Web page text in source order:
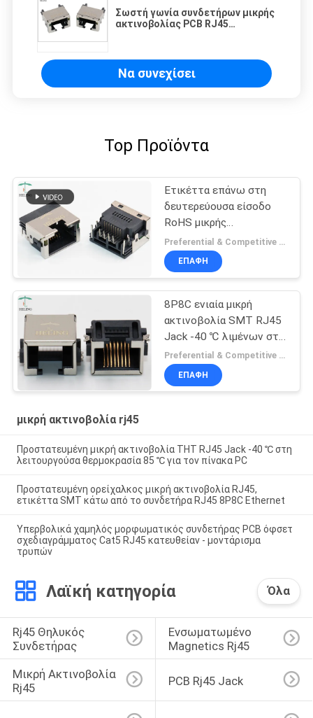
Σωστή γωνία συνδετήρων μικρής
ακτινοβολίας PCB RJ45
Να συνεχίσει
Top Προϊόντα
Ετικέττα επάνω στη
δευτερεύουσα είσοδο
RoHS μικρής
ακτινοβολίας
συνδετήρων 1x1 8P8C
RJ45 υποχωρητικό
Preferential & Competitive MOQ:3000
ΕΠΑΦΉ
8P8C ενιαία μικρή
ακτινοβολία SMT RJ45
Jack -40 ℃ λιμένων στη
λειτουργούσα
θερμοκρασία 85 ℃
Preferential & Competitive MOQ:1000
ΕΠΑΦΉ
μικρή ακτινοβολία rj45
Προστατευμένη μικρή ακτινοβολία THT RJ45 Jack -40 ℃ στη
λειτουργούσα θερμοκρασία 85 ℃ για τον πίνακα PC
Προστατευμένη ορείχαλκος μικρή ακτινοβολία RJ45,
ετικέττα SMT κάτω από το συνδετήρα RJ45 8P8C Ethernet
Υπερβολικά χαμηλός μορφωματικός συνδετήρας PCB όφσετ
σχεδιαγράμματος Cat5 RJ45 κατευθείαν - μοντάρισμα
τρυπών
Λαϊκή κατηγορία Όλα
Rj45 Θηλυκός
Συνδετήρας
Ενσωματωμένο
Magnetics Rj45
Μικρή Ακτινοβολία
Rj45
PCB Rj45 Jack